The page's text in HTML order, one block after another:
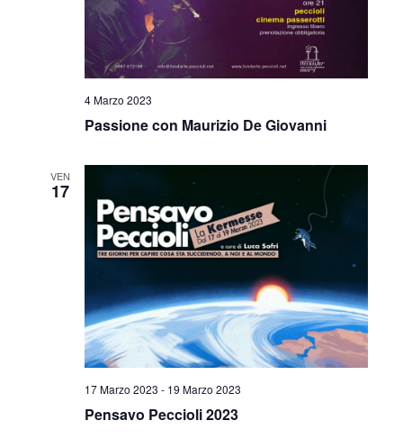
4 Marzo 2023
Passione con Maurizio De Giovanni
VEN
17
17 Marzo 2023 - 19 Marzo 2023
Pensavo Peccioli 2023